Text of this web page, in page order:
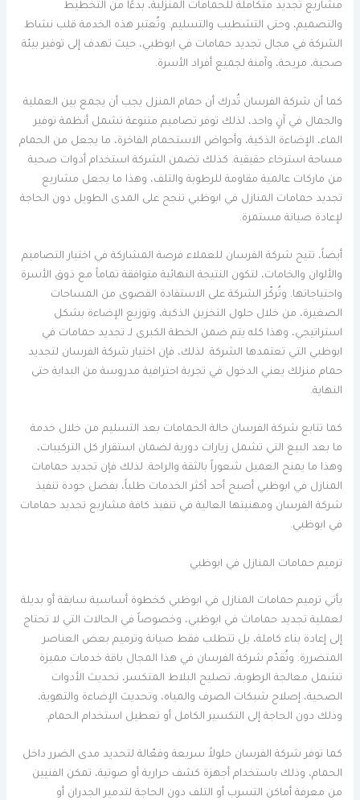
مشاريع تجديد متكاملة للحمامات المنزلية، بدءًا من التخطيط
والتصميم، وحتى التشطيب والتسليم. وتُعتبر هذه الخدمة قلب نشاط
الشركة في مجال تجديد حمامات في ابوظبي، حيث تهدف إلى توفير بيئة
صحية، مريحة، وآمنة لجميع أفراد الأسرة.
كما أن شركة الفرسان تُدرك أن حمام المنزل يجب أن يجمع بين العملية
والجمال في آنٍ واحد، لذلك توفر تصاميم متنوعة تشمل أنظمة توفير
الماء، الإضاءة الذكية، وأحواض الاستحمام الفاخرة، ما يجعل من الحمام
مساحة استرخاء حقيقية. كذلك تضمن الشركة استخدام أدوات صحية
من ماركات عالمية مقاومة للرطوبة والتلف، وهذا ما يجعل مشاريع
تجديد حمامات المنازل في ابوظبي تنجح على المدى الطويل دون الحاجة
لإعادة صيانة مستمرة.
أيضاً، تتيح شركة الفرسان للعملاء فرصة المشاركة في اختيار التصاميم
والألوان والخامات، لتكون النتيجة النهائية متوافقة تماماً مع ذوق الأسرة
واحتياجاتها. وتُركّز الشركة على الاستفادة القصوى من المساحات
الصغيرة، من خلال حلول التخزين الذكية، وتوزيع الإضاءة بشكل
استراتيجي، وهذا كله يتم ضمن الخطة الكبرى لـ تجديد حمامات في
ابوظبي التي تعتمدها الشركة. لذلك، فإن اختيار شركة الفرسان لتجديد
حمام منزلك يعني الدخول في تجربة احترافية مدروسة من البداية حتى
النهاية.
كما تتابع شركة الفرسان حالة الحمامات بعد التسليم من خلال خدمة
ما بعد البيع التي تشمل زيارات دورية لضمان استقرار كل التركيبات،
وهذا ما يمنح العميل شعوراً بالثقة والراحة. لذلك فإن تجديد حمامات
المنازل في ابوظبي أصبح أحد أكثر الخدمات طلباً، بفضل جودة تنفيذ
شركة الفرسان ومهنيتها العالية في تنفيذ كافة مشاريع تجديد حمامات
في ابوظبي.
ترميم حمامات المنازل في ابوظبي
يأتي ترميم حمامات المنازل في ابوظبي كخطوة أساسية سابقة أو بديلة
لعملية تجديد حمامات في ابوظبي، وخصوصاً في الحالات التي لا تحتاج
إلى إعادة بناء كاملة، بل تتطلب فقط صيانة وترميم بعض العناصر
المتضررة. وتُقدّم شركة الفرسان في هذا المجال باقة خدمات مميزة
تشمل معالجة الرطوبة، تصليح البلاط المتكسر، تحديث الأدوات
الصحية، إصلاح شبكات الصرف والمياه، وتحديث الإضاءة والتهوية،
وذلك دون الحاجة إلى التكسير الكامل أو تعطيل استخدام الحمام.
كما توفر شركة الفرسان حلولاً سريعة وفعّالة لتحديد مدى الضرر داخل
الحمام، وذلك باستخدام أجهزة كشف حرارية أو صوتية، تمكن الفنيين
من معرفة أماكن التسرب أو التلف دون الحاجة لتدمير الجدران أو